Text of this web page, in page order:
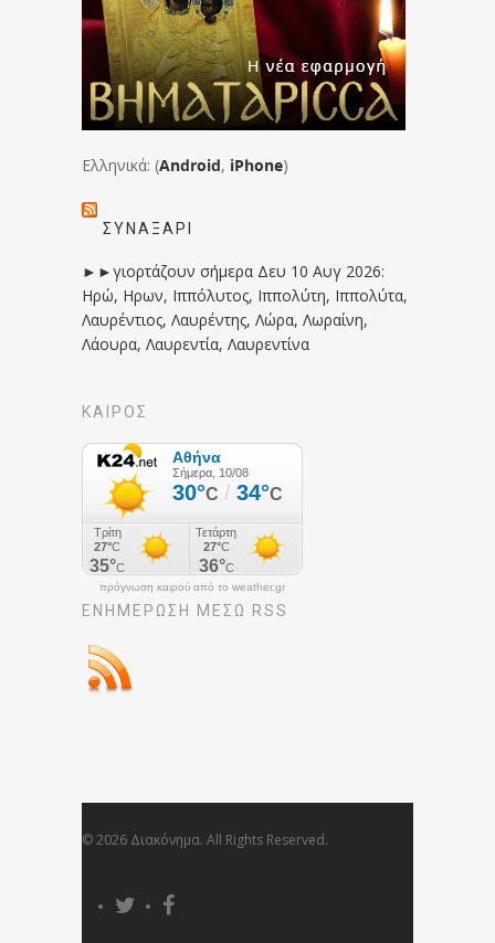
Ελληνικά: (Android, iPhone)
ΣΥΝΑΞΆΡΙ
►►γιορτάζουν σήμερα Δευ 10 Αυγ 2026:
Ηρώ, Ηρων, Ιππόλυτος, Ιππολύτη, Ιππολύτα,
Λαυρέντιος, Λαυρέντης, Λώρα, Λωραίνη,
Λάουρα, Λαυρεντία, Λαυρεντίνα
ΚΑΙΡΟΣ
πρόγνωση καιρού από το weather.gr
ΕΝΗΜΈΡΩΣΉ ΜΕΣΩ RSS
© 2026 Διακόνημα. All Rights Reserved.